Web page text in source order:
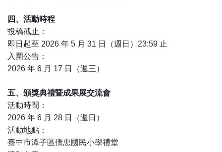
四、活動時程
投稿截止：
即日起至 2026 年 5 月 31 日（週日）23:59 止
入圍公告：
2026 年 6 月 17 日（週三）
五、頒獎典禮暨成果展交流會
活動時間：
2026 年 6 月 28 日（週日）
活動地點：
臺中市潭子區僑忠國民小學禮堂